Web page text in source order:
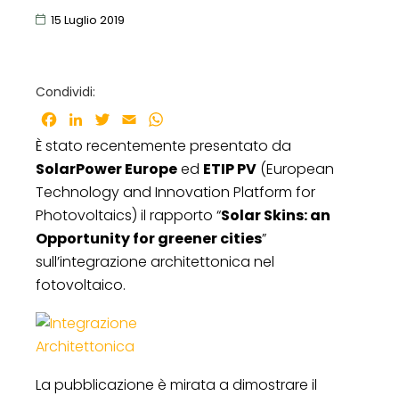
15 Luglio 2019
Condividi:
Facebook
LinkedInTwitter
Email
È stato recentemente presentato da
SolarPower Europeed ETIP PV (European
Technology and Innovation Platform for
Photovoltaics) il rapporto “Solar Skins: an
Opportunity for greener cities”
sull’integrazione architettonica nel
fotovoltaico.
La pubblicazione è mirata a dimostrare il